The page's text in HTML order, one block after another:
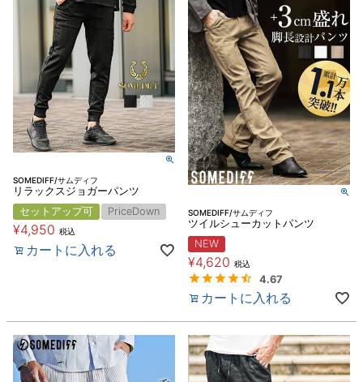
SOMEDIFF/サムディフ
リラックスジョガーパンツ
セットアップ可
PriceDown
¥4,950 税込
カートに入れる
SOMEDIFF/サムディフ
ツイルシューカットパンツ
NEW
¥4,620 税込
4.67
カートに入れる